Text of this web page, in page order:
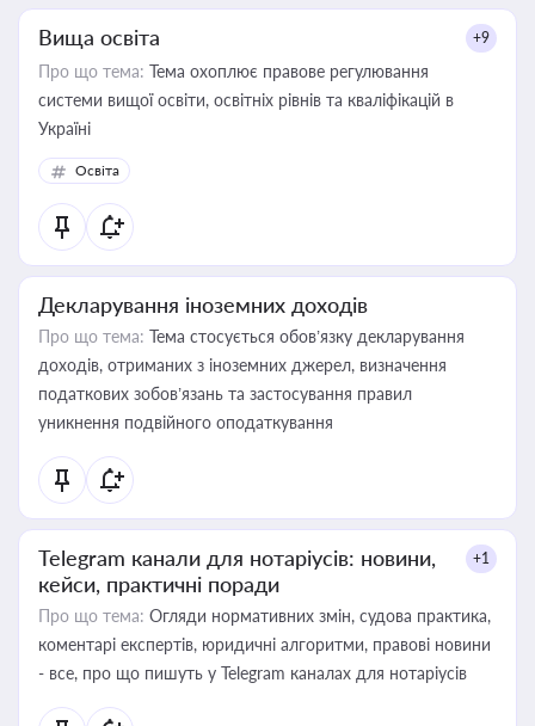
Вища освіта +9
Про що тема: Тема охоплює правове регулювання
системи вищої освіти, освітніх рівнів та кваліфікацій в
Україні
Освіта
Декларування іноземних доходів
Про що тема: Тема стосується обов’язку декларування
доходів, отриманих з іноземних джерел, визначення
податкових зобов’язань та застосування правил
уникнення подвійного оподаткування
Telegram канали для нотаріусів: новини,
кейси, практичні поради
+1
Про що тема: Огляди нормативних змін, судова практика,
коментарі експертів, юридичні алгоритми, правові новини
- все, про що пишуть у Telegram каналах для нотаріусів